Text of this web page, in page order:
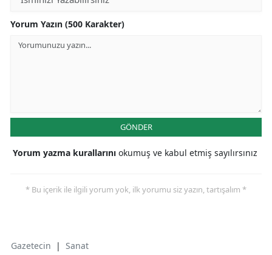
Yorum Yazın (500 Karakter)
GÖNDER
Yorum yazma kurallarını okumuş ve kabul etmiş sayılırsınız
* Bu içerik ile ilgili yorum yok, ilk yorumu siz yazın, tartışalım *
Gazetecin | Sanat